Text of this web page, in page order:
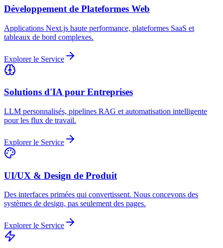
Développement de Plateformes Web
Applications Next.js haute performance, plateformes SaaS et
tableaux de bord complexes.
Explorer le Service
Solutions d'IA pour Entreprises
LLM personnalisés, pipelines RAG et automatisation intelligente
pour les flux de travail.
Explorer le Service
UI/UX & Design de Produit
Des interfaces primées qui convertissent. Nous concevons des
systèmes de design, pas seulement des pages.
Explorer le Service